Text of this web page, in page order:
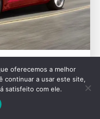
como sedã em
oferecemos a melhor
continuar a usar este site,
satisfeito com ele.